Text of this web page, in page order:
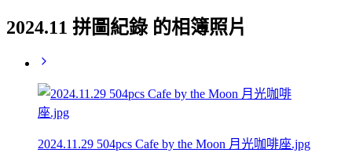
2024.11 拼圖紀錄 的相簿照片
2024.11.29 504pcs Cafe by the Moon 月光咖啡座.jpg